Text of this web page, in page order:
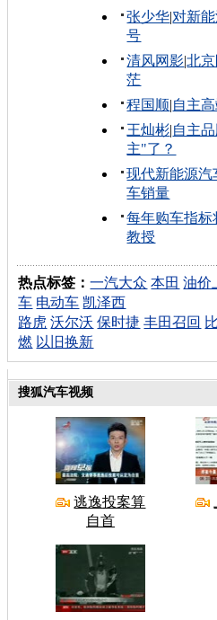
张少华|对新
号
清风网影|北
茫
程国顺|自主
王灿彬|自主
主"了？
现代新能源汽
车销量
每年购车指标
教授
热点标签：一汽大众 本田 油价
车 电动车 凯泽西
路虎 沃尔沃 保时捷 丰田召回
燃 以旧换新
搜狐汽车视频
逃逸投案算
自首